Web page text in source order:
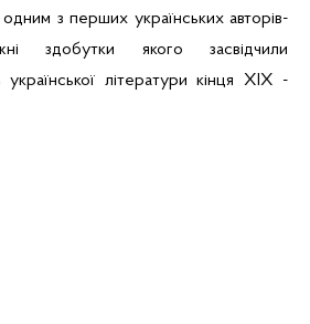
одним зперших українських авторів-
здобутки якого засвідчили
української літератури кінця XIX -